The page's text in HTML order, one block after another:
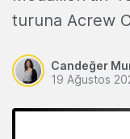
turuna Acrew
Candeğer
19 Ağustos